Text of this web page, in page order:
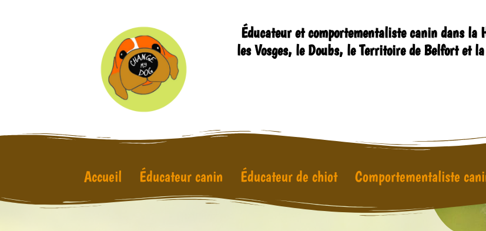
Éducateur et comportementaliste canin dans la
les Vosges, le Doubs, le Territoire de Belfort et
Accueil Éducateur canin Éducateur de chiot Comportementaliste